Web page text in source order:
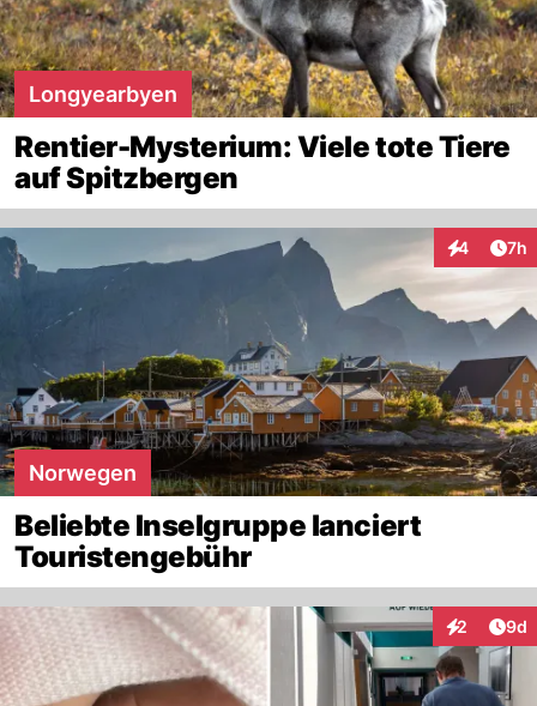
Longyearbyen
Rentier-Mysterium: Viele tote Tiere
auf Spitzbergen
4 7h
Norwegen
Beliebte Inselgruppe lanciert
Touristengebühr
2 9d